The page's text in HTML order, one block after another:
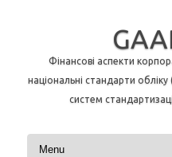
Фінансові аспекти
національні стандарти
систем
Перейти до контенту